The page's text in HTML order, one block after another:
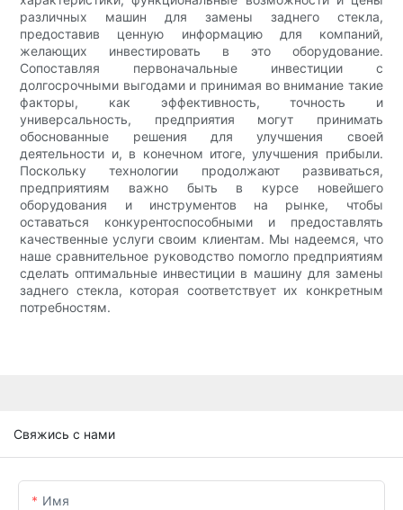
различных машин для замены заднего стекла,
предоставив ценную информацию для компаний,
желающих инвестировать в это оборудование.
Сопоставляя первоначальные инвестиции с
долгосрочными выгодами и принимая во внимание такие
факторы, как эффективность, точность и
универсальность, предприятия могут принимать
обоснованные решения для улучшения своей
деятельности и, в конечном итоге, улучшения прибыли.
Поскольку технологии продолжают развиваться,
предприятиям важно быть в курсе новейшего
оборудования и инструментов на рынке, чтобы
оставаться конкурентоспособными и предоставлять
качественные услуги своим клиентам. Мы надеемся, что
наше сравнительное руководство помогло предприятиям
сделать оптимальные инвестиции в машину для замены
заднего стекла, которая соответствует их конкретным
потребностям.
Свяжись с нами
Имя